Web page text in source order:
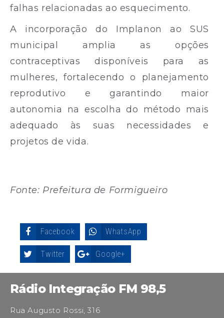
falhas relacionadas ao esquecimento.
A incorporação do Implanon ao SUS
municipal amplia as opções
contraceptivas disponíveis para as
mulheres, fortalecendo o planejamento
reprodutivo e garantindo maior
autonomia na escolha do método mais
adequado às suas necessidades e
projetos de vida.
Fonte: Prefeitura de Formigueiro
Facebook WhatsApp
Twitter Google+
Rádio Integração FM 98,5
Rua Augusto Rossi, 316